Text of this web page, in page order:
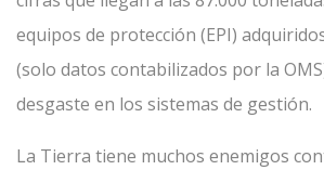
equipos de protección (EPI)
(solo datos contabilizados por la
desgaste en los sistemas de gestión.
La Tierra tiene muchos enemigos